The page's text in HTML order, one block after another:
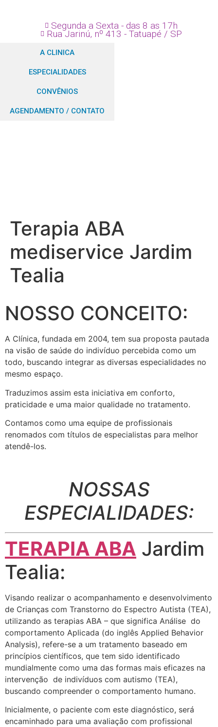
Segunda a Sexta - das 8 as 17h
Rua Jarinú, nº 413 - Tatuapé / SP
A CLINICA
ESPECIALIDADES
CONVÊNIOS
AGENDAMENTO / CONTATO
Terapia ABA
mediservice Jardim
Tealia
NOSSO CONCEITO:
A Clínica, fundada em 2004, tem sua proposta pautada
na visão de saúde do indivíduo percebida como um
todo, buscando integrar as diversas especialidades no
mesmo espaço.
Traduzimos assim esta iniciativa em conforto,
praticidade e uma maior qualidade no tratamento.
Contamos como uma equipe de profissionais
renomados com títulos de especialistas para melhor
atendê-los.
NOSSAS
ESPECIALIDADES:
TERAPIA ABA Jardim
Tealia:
Visando realizar o acompanhamento e desenvolvimento
de Crianças com Transtorno do Espectro Autista (TEA),
utilizando as terapias ABA – que significa Análise do
comportamento Aplicada (do inglês Applied Behavior
Analysis), refere-se a um tratamento baseado em
princípios científicos, que tem sido identificado
mundialmente como uma das formas mais eficazes na
intervenção de indivíduos com autismo (TEA),
buscando compreender o comportamento humano.
Inicialmente, o paciente com este diagnóstico, será
encaminhado para uma avaliação com profissional